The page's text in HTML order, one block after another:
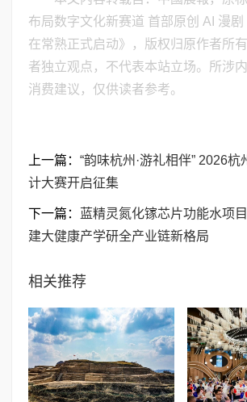
布局数字文化新赛道 首部原创 AI 漫剧
在常熟正式启动》，版权归原作者所
者独立观点，不代表本站立场。所涉
消费建议，仅供读者参考。
上一篇： “韵味杭州·游礼相伴” 2026
计大赛开启征集
下一篇：
蓝精灵氮化镓芯片功能水项
建大健康产学研全产业链新格局
相关推荐